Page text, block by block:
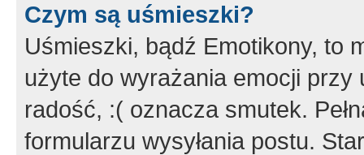
Czym są uśmieszki?
Uśmieszki, bądź Emotikony, to
użyte do wyrażania emocji
radość, :( oznacza smutek.
formularzu wysyłania postu.